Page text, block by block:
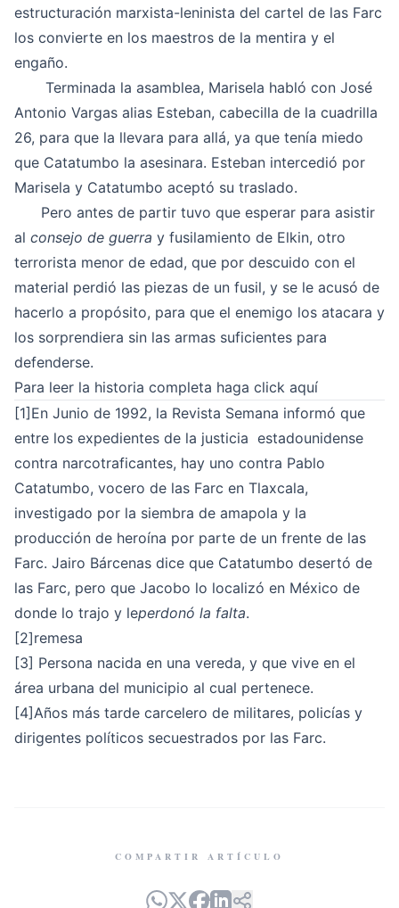
estructuración marxista-leninista del cartel de las Farc
los convierte en los maestros de la mentira y el
engaño.
Terminada la asamblea, Marisela habló con José
Antonio Vargas alias Esteban, cabecilla de la cuadrilla
26, para que la llevara para allá, ya que tenía miedo
que Catatumbo la asesinara. Esteban intercedió por
Marisela y Catatumbo aceptó su traslado.
Pero antes de partir tuvo que esperar para asistir
al consejo de guerra y fusilamiento de Elkin, otro
terrorista menor de edad, que por descuido con el
material perdió las piezas de un fusil, y se le acusó de
hacerlo a propósito, para que el enemigo los atacara y
los sorprendiera sin las armas suficientes para
defenderse.
Para leer la historia completa haga click aquí
[1] En Junio de 1992, la Revista Semana informó que
entre los expedientes de la justicia estadounidense
contra narcotraficantes, hay uno contra Pablo
Catatumbo, vocero de las Farc en Tlaxcala,
investigado por la siembra de amapola y la
producción de heroína por parte de un frente de las
Farc. Jairo Bárcenas dice que Catatumbo desertó de
las Farc, pero que Jacobo lo localizó en México de
donde lo trajo y leperdonó la falta.
[2]remesa
[3] Persona nacida en una vereda, y que vive en el
área urbana del municipio al cual pertenece.
[4]Años más tarde carcelero de militares, policías y
dirigentes políticos secuestrados por las Farc.
COMPARTIR ARTÍCULO